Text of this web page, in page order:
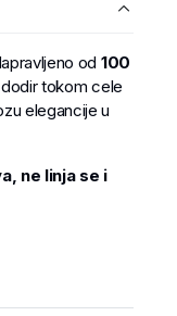
od 100
tokom cele
elegancije u
ne linja se i